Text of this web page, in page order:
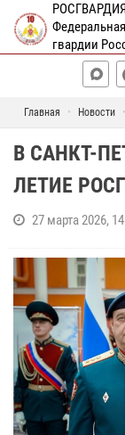
гвардии
Главная Новости
В САНКТ-
ЛЕТИЕ
27 марта 2026,